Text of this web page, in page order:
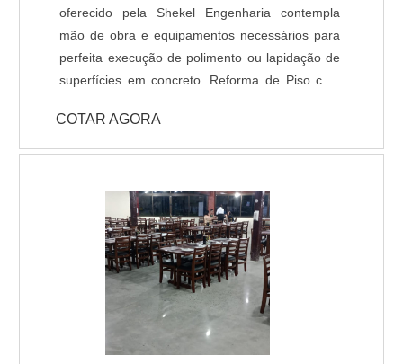
oferecido pela Shekel Engenharia contempla
mão de obra e equipamentos necessários para
perfeita execução de polimento ou lapidação de
superfícies em concreto. Reforma de Piso com
se encontra com aspecto fadigado devido ao
revestimentos desgastado, manchas ou
quando verificado a qualidade do concreto
existente (substrato), é perfeitamente possível
renovar o pavimento através de polimento
gradual com máquinas politrizes de piso e
aplicação de aditivos para tratar a superfície
polimento, é um acabamento que confere maior
resistência e brilho ao piso, devido ao aumento
COTAR AGORA